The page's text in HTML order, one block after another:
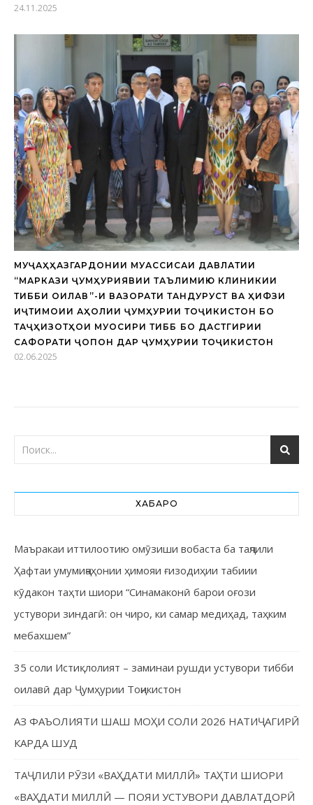
24.11.2025
МУҶАҲҲАЗГАРДОНИИ МУАССИСАИ ДАВЛАТИИ
“МАРКАЗИ ҶУМҲУРИЯВИИ ТАЪЛИМИЮ КЛИНИКИИ
ТИББИ ОИЛАВӢ”-И ВАЗОРАТИ ТАНДУРУСТӢ ВА ҲИФЗИ
ИҶТИМОИИ АҲОЛИИ ҶУМҲУРИИ ТОҶИКИСТОН БО
ТАҶҲИЗОТҲОИ МУОСИРИ ТИББӢ БО ДАСТГИРИИ
САФОРАТИ ҶОПОН ДАР ҶУМҲУРИИ ТОҶИКИСТОН
02.06.2025
ХАБАРҲО
Маъракаи иттилоотию омӯзиши вобаста ба таҷлили
Ҳафтаи умумиҷаҳонии ҳимояи ғизодиҳии табиии
кӯдакон таҳти шиори “Синамаконӣ барои оғози
устувори зиндагӣ: он чиро, ки самар медиҳад, таҳким
мебахшем”
35 соли Истиқлолият – заминаи рушди устувори тибби
оилавӣ дар Ҷумҳурии Тоҷикистон
АЗ ФАЪОЛИЯТИ ШАШ МОҲИ СОЛИ 2026 НАТИҶАГИРӢ
КАРДА ШУД
ТАҶЛИЛИ РӮЗИ «ВАҲДАТИ МИЛЛӢ» ТАҲТИ ШИОРИ
«ВАҲДАТИ МИЛЛӢ — ПОЯИ УСТУВОРИ ДАВЛАТДОРӢ